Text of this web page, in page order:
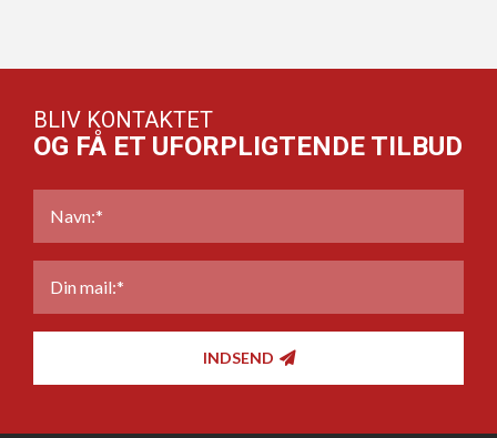
BLIV KONTAKTET
OG FÅ ET UFORPLIGTENDE TILBUD
INDSEND